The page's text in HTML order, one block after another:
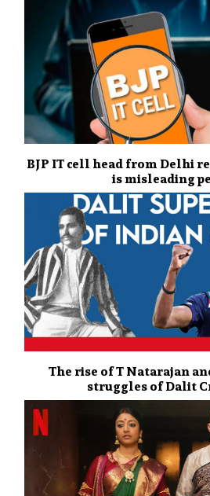
BJP IT cell head from Delhi
is misleading
The rise of T Natarajan
struggles of Dalit